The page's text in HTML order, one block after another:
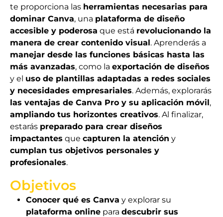
te proporciona las herramientas necesarias para
dominar Canva, una plataforma de diseño
accesible y poderosa que está revolucionando la
manera de crear contenido visual. Aprenderás a
manejar desde las funciones básicas hasta las
más avanzadas, como la exportación de diseños
y el uso de plantillas adaptadas a redes sociales
y necesidades empresariales. Además, explorarás
las ventajas de Canva Pro y su aplicación móvil,
ampliando tus horizontes creativos. Al finalizar,
estarás preparado para crear diseños
impactantes que capturen la atención y
cumplan tus objetivos personales y
profesionales.
Objetivos
Conocer qué es Canva y explorar su
plataforma online para descubrir sus